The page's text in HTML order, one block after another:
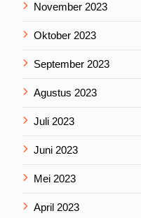
November 2023
Oktober 2023
September 2023
Agustus 2023
Juli 2023
Juni 2023
Mei 2023
April 2023